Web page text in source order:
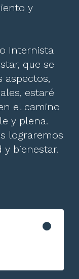
y
Internista
que se
aspectos,
estaré
el camino
y plena.
lograremos
bienestar.